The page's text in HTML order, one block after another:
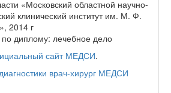
«Московский областной научно-
клинический институт им. М. Ф.
2014 г
диплому: лечебное дело
сайт МЕДСИ.
врач-хирург МЕДСИ